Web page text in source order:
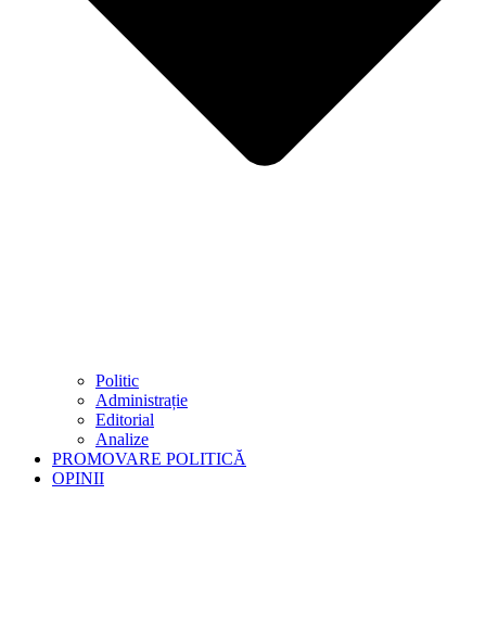
Politic
Administrație
Editorial
Analize
PROMOVARE POLITICĂ
OPINII